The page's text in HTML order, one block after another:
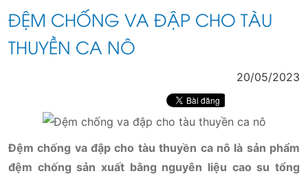
ĐỆM CHỐNG VA ĐẬP CHO TÀU
THUYỀN CA NÔ
20/05/2023
Đệm chống va đập cho tàu thuyền ca nô là sản phẩm
đệm chống sản xuất bằng nguyên liệu cao su tổng